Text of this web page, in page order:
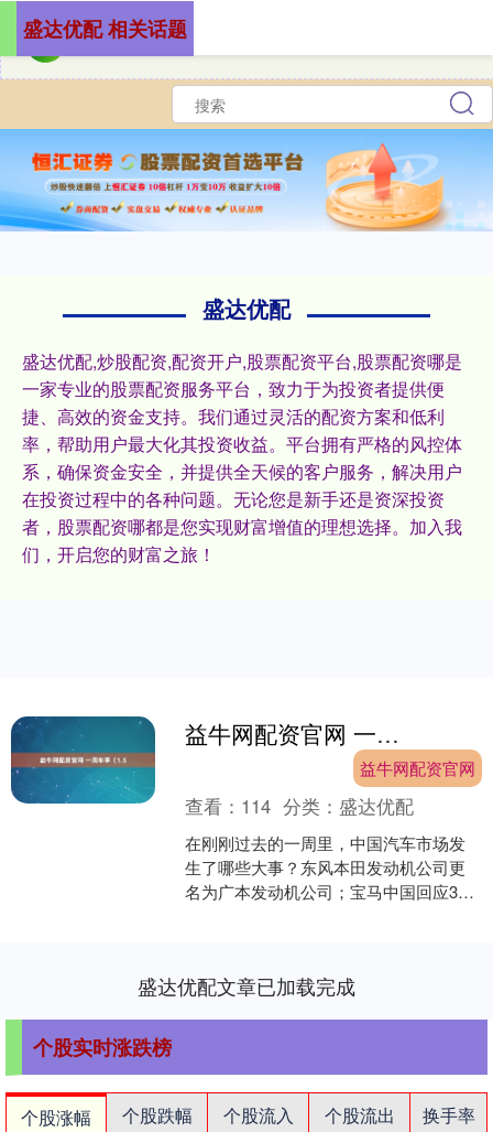
盛达优配
盛达优配,炒股配资,配资开户,股票配资平台,股票配资哪是
一家专业的股票配资服务平台，致力于为投资者提供便
捷、高效的资金支持。我们通过灵活的配资方案和低利
率，帮助用户最大化其投资收益。平台拥有严格的风控体
系，确保资金安全，并提供全天候的客户服务，解决用户
在投资过程中的各种问题。无论您是新手还是资深投资
者，股票配资哪都是您实现财富增值的理想选择。加入我
们，开启您的财富之旅！
盛达优配 相关话题
益牛网配资官网 一周车事（1.5
益牛网配资官网
查看： 114 分类： 盛达优配
在刚刚过去的一周里，中国汽车市场发
生了哪些大事？东风本田发动机公司更
名为广本发动机公司；宝马中国回应31
盛达优配文章已加载完成
个股实时涨跌榜
个股涨幅 个股跌幅 个股流入 个股流出
换手率